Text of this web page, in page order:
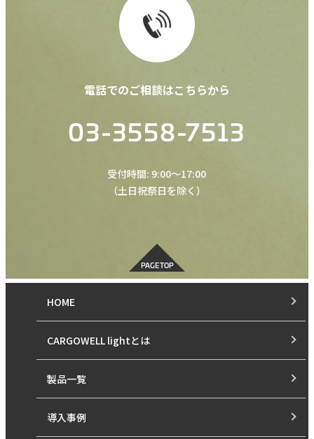
電話でのご相談はこちらから
03-3558-7513
受付時間: 9:00〜17:00
（土日祝祭日を除く）
PAGE TOP
HOME
CARGOWELL lightとは
製品一覧
導入事例